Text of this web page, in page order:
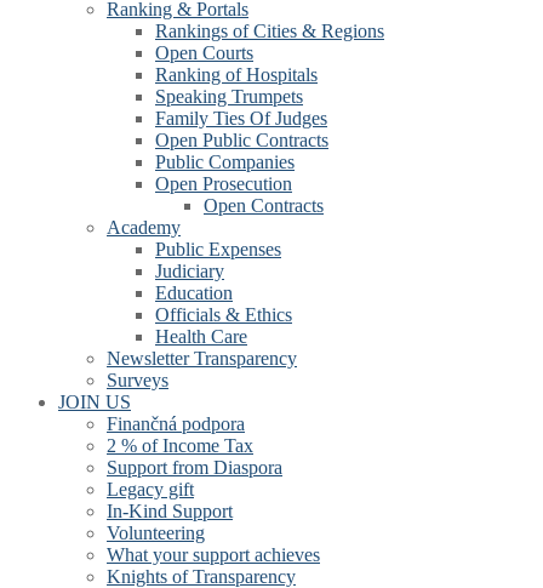
Ranking & Portals
Rankings of Cities & Regions
Open Courts
Ranking of Hospitals
Speaking Trumpets
Family Ties Of Judges
Open Public Contracts
Public Companies
Open Prosecution
Open Contracts
Academy
Public Expenses
Judiciary
Education
Officials & Ethics
Health Care
Newsletter Transparency
Surveys
JOIN US
Finančná podpora
2 % of Income Tax
Support from Diaspora
Legacy gift
In-Kind Support
Volunteering
What your support achieves
Knights of Transparency